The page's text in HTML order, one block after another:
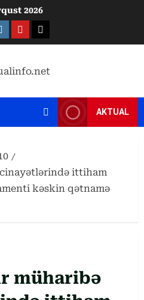
2026
Youtube
X
AKTUAL
cinayətlərində ittiham
kəskin qətnamə
müharibə